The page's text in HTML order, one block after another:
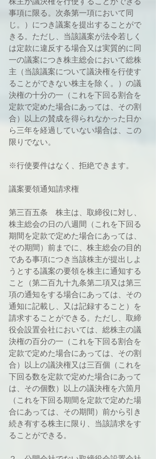
事項に限る。次条第一項において同
じ。）につき議案を提出することがで
きる。ただし、当該議案が法令若しく
は定款に違反する場合又は実質的に同
一の議案につき株主総会において総株
主（当該議案について議決権を行使す
ることができない株主を除く。）の議
決権の十分の一（これを下回る割合を
定款で定めた場合にあっては、その割
合）以上の賛成を得られなかった日か
ら三年を経過していない場合は、この
限りでない。
※行使要件はなく、拒絶できます。
議案要領通知請求権
第三百五条　株主は、取締役に対し、
株主総会の日の八週間（これを下回る
期間を定款で定めた場合にあっては、
その期間）前までに、株主総会の目的
である事項につき当該株主が提出しよ
うとする議案の要領を株主に通知する
こと（第二百九十九条第二項又は第三
項の通知をする場合にあっては、その
通知に記載し、又は記録すること）を
請求することができる。ただし、取締
役会設置会社においては、総株主の議
決権の百分の一（これを下回る割合を
定款で定めた場合にあっては、その割
合）以上の議決権又は三百個（これを
下回る数を定款で定めた場合にあって
は、その個数）以上の議決権を六箇月
（これを下回る期間を定款で定めた場
合にあっては、その期間）前から引き
続き有する株主に限り、当該請求をす
ることができる。